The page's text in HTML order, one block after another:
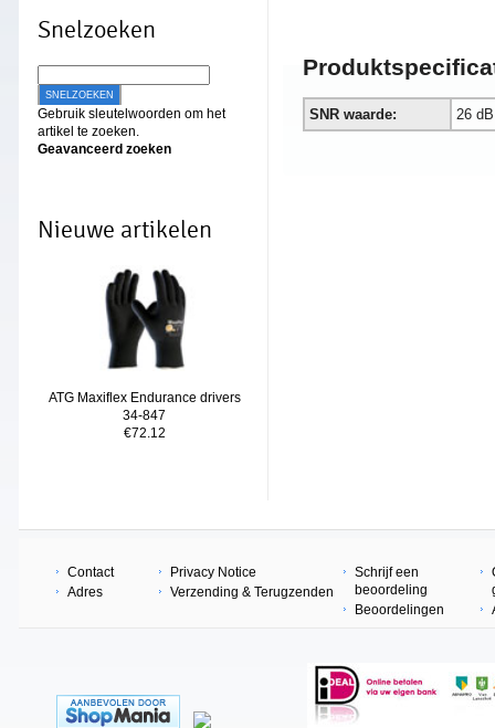
Snelzoeken
SNELZOEKEN
Gebruik sleutelwoorden om het
artikel te zoeken.
Geavanceerd zoeken
Nieuwe artikelen
ATG Maxiflex Endurance drivers
34-847
€72.12
Produktspe
SNR waarde: 26 dB
Contact
Adres
Privacy Notice
Verzending & Terugzenden
Schrijf een
beoordeling
Beoordelingen